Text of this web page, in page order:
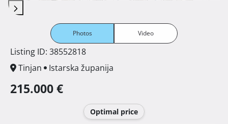
Photos Video
Listing ID: 38552818
Tinjan
Istarska županija
215.000 €
Optimal price